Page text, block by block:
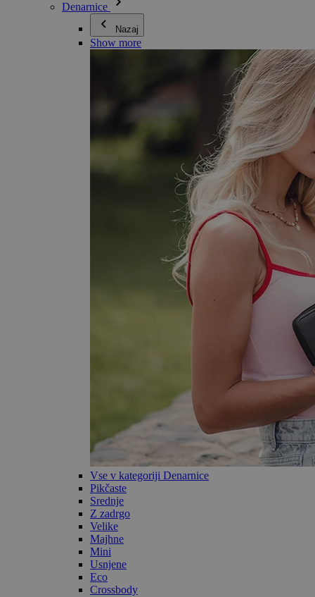
Denarnice
Nazaj
Show more
Vse v kategoriji Denarnice
Pikčaste
Srednje
Z zadrgo
Velike
Majhne
Mini
Usnjene
Eco
Crossbody